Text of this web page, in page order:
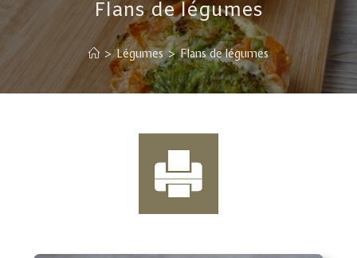
Flans de légumes
> Légumes > Flans de légumes